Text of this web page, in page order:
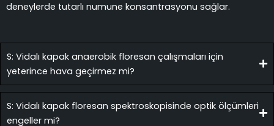
deneylerde tutarlı numune konsantrasyonu sağlar.
S: Vidalı kapak anaerobik floresan çalışmaları için
yeterince hava geçirmez mi?
S: Vidalı kapak floresan spektroskopisinde optik ölçümleri
engeller mi?